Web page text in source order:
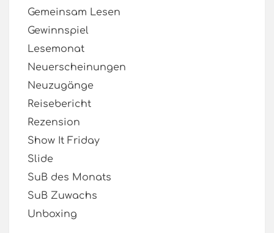
Gemeinsam Lesen
Gewinnspiel
Lesemonat
Neuerscheinungen
Neuzugänge
Reisebericht
Rezension
Show It Friday
Slide
SuB des Monats
SuB Zuwachs
Unboxing